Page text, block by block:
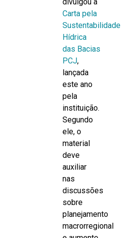
divulgou a
Carta pela
Sustentabilidade
Hídrica
das Bacias
PCJ,
lançada
este ano
pela
instituição.
Segundo
ele, o
material
deve
auxiliar
nas
discussões
sobre
planejamento
macrorregional